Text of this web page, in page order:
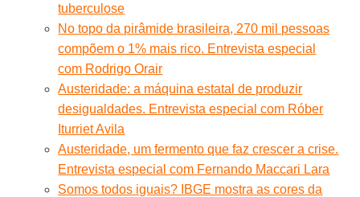
tuberculose
No topo da pirâmide brasileira, 270 mil pessoas
compõem o 1% mais rico. Entrevista especial
com Rodrigo Orair
Austeridade: a máquina estatal de produzir
desigualdades. Entrevista especial com Róber
Iturriet Avila
Austeridade, um fermento que faz crescer a crise.
Entrevista especial com Fernando Maccari Lara
Somos todos iguais? IBGE mostra as cores da